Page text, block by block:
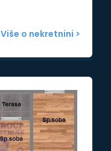
Više o nekretnini >